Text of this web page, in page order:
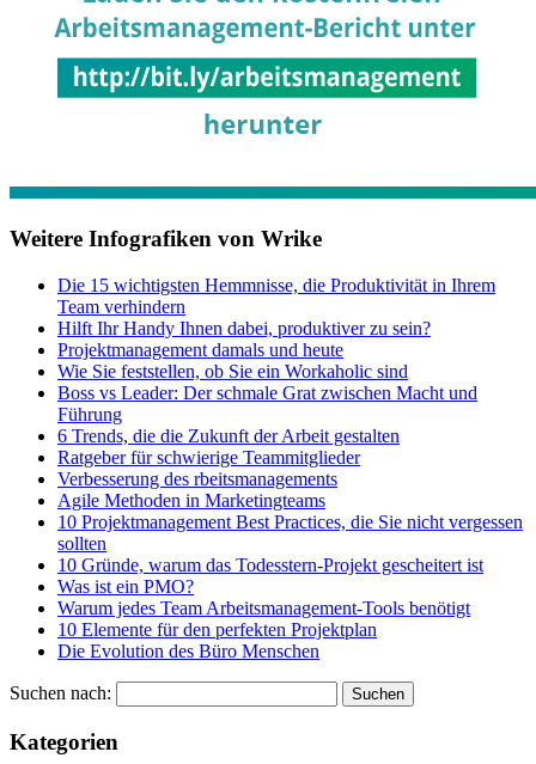
Weitere Infografiken von Wrike
Die 15 wichtigsten Hemmnisse, die Produktivität in Ihrem
Team verhindern
Hilft Ihr Handy Ihnen dabei, produktiver zu sein?
Projektmanagement damals und heute
Wie Sie feststellen, ob Sie ein Workaholic sind
Boss vs Leader: Der schmale Grat zwischen Macht und
Führung
6 Trends, die die Zukunft der Arbeit gestalten
Ratgeber für schwierige Teammitglieder
Verbesserung des rbeitsmanagements
Agile Methoden in Marketingteams
10 Projektmanagement Best Practices, die Sie nicht vergessen
sollten
10 Gründe, warum das Todesstern-Projekt gescheitert ist
Was ist ein PMO?
Warum jedes Team Arbeitsmanagement-Tools benötigt
10 Elemente für den perfekten Projektplan
Die Evolution des Büro Menschen
Suchen nach:
Kategorien